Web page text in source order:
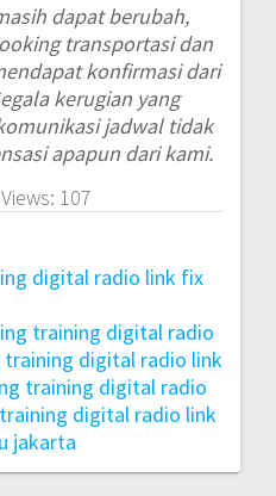
dapat berubah,
transportasi dan
konfirmasi dari
kerugian yang
jadwal tidak
apapun dari kami.
107
digital radio link fix
training digital radio
training digital radio link
training digital radio
digital radio link
jakarta